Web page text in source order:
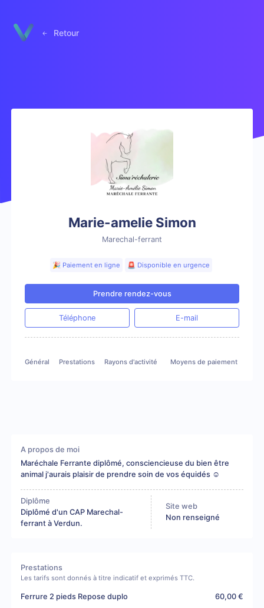
Retour
Marie-amelie Simon
Marechal-ferrant
🎉 Paiement en ligne 🚨 Disponible en urgence
Prendre rendez-vous
Téléphone E-mail
Général Prestations Rayons d'activité Moyens de paiement
A propos de moi
Maréchale Ferrante diplômé, consciencieuse du bien être
animal j'aurais plaisir de prendre soin de vos équidés ☺️
Diplôme
Diplômé d'un CAP Marechal-
ferrant à Verdun.
Site web
Non renseigné
Prestations
Les tarifs sont donnés à titre indicatif et exprimés TTC.
Ferrure 2 pieds Repose duplo 60,00 €